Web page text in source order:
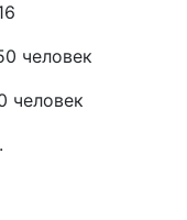
человек
человек